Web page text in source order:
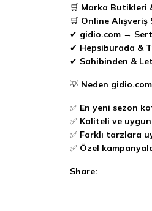
🛒 Marka Butikleri
🛒 Online Alışveriş
✔ gidio.com →
✔ Hepsiburada &
✔ Sahibinden &
💡 Neden
✅ En yeni sezon
✅ Kaliteli ve
✅ Farklı tarzlara
✅ Özel
Share: